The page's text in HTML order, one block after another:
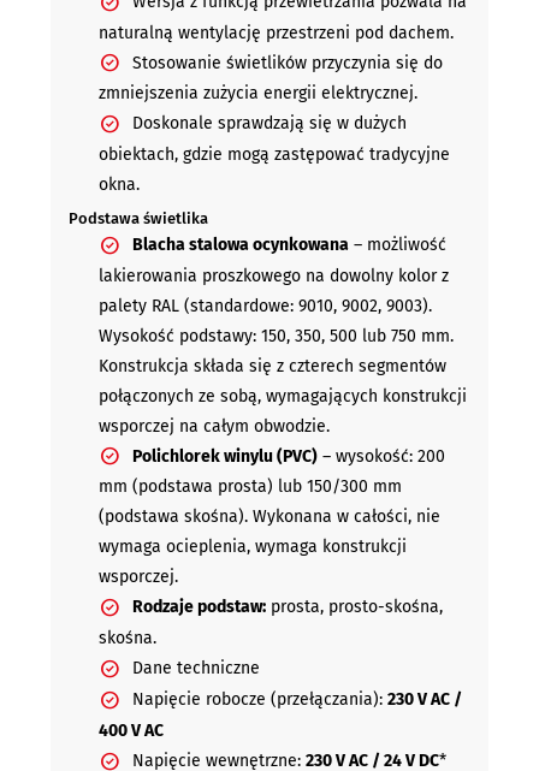
naturalną wentylację przestrzeni pod dachem.
Stosowanie świetlików przyczynia się do
zmniejszenia zużycia energii elektrycznej.
Doskonale sprawdzają się w dużych
obiektach, gdzie mogą zastępować tradycyjne
okna.
Podstawa świetlika
Blacha stalowa ocynkowana– możliwość
lakierowania proszkowego na dowolny kolor z
palety RAL (standardowe: 9010, 9002, 9003).
Wysokość podstawy: 150, 350, 500 lub 750 mm.
Konstrukcja składa się z czterech segmentów
połączonych ze sobą, wymagających konstrukcji
wsporczej na całym obwodzie.
Polichlorek winylu (PVC)– wysokość: 200
mm (podstawa prosta) lub 150/300 mm
(podstawa skośna). Wykonana w całości, nie
wymaga ocieplenia, wymaga konstrukcji
wsporczej.
Rodzaje podstaw:prosta, prosto-skośna,
skośna.
Dane techniczne
Napięcie robocze (przełączania): 230 V AC /
400 V AC
Napięcie wewnętrzne: 230 V AC / 24 V DC*